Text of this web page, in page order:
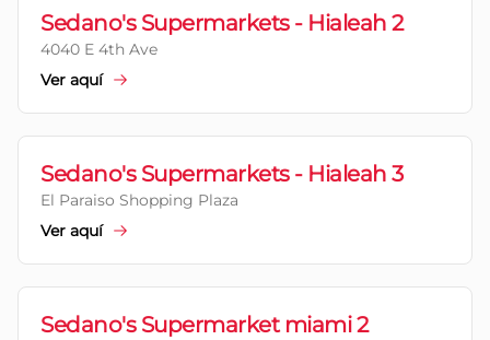
Sedano's Supermarkets - Hialeah 2
4040 E 4th Ave
Ver aquí
Sedano's Supermarkets - Hialeah 3
El Paraiso Shopping Plaza
Ver aquí
Sedano's Supermarket miami 2